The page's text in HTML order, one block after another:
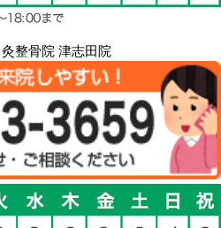
整骨院 津志田院